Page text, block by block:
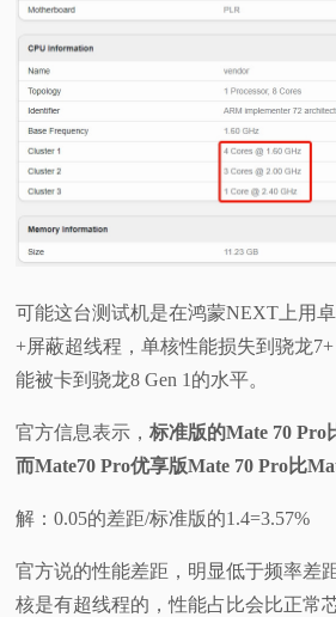
可能这台测试机是在鸿蒙NEXT上用
+屏蔽超线程，单核性能损失到骁龙
能被卡到骁龙8 Gen 1的水平。
官方信息表示，标准版的Mate 70 Pro
而Mate70 Pro优享版Mate 70 Pro比
解：0.05的差距/标准版的1.4=3.57%
官方说的性能差距，明显低于频率差
核是有超线程的，性能占比会比正常